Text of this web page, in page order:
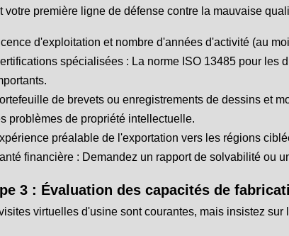
votre première ligne de défense contre la mauvaise
d'exploitation et nombre d'années d'activité (au
spécialisées : La norme ISO 13485 pour les
de brevets ou enregistrements de dessins et
problèmes de propriété intellectuelle.
préalable de l'exportation vers les régions
financière : Demandez un rapport de solvabilité ou
3 : Évaluation des capacités de
virtuelles d'usine sont courantes, mais insistez sur